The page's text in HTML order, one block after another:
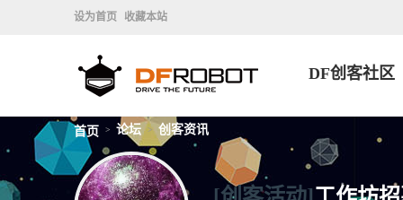
设为首页 收藏本站
DF创客社区
首页 > 论坛 > 创客资讯